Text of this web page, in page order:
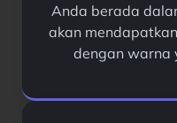
Anda berada
akan
dengan warna